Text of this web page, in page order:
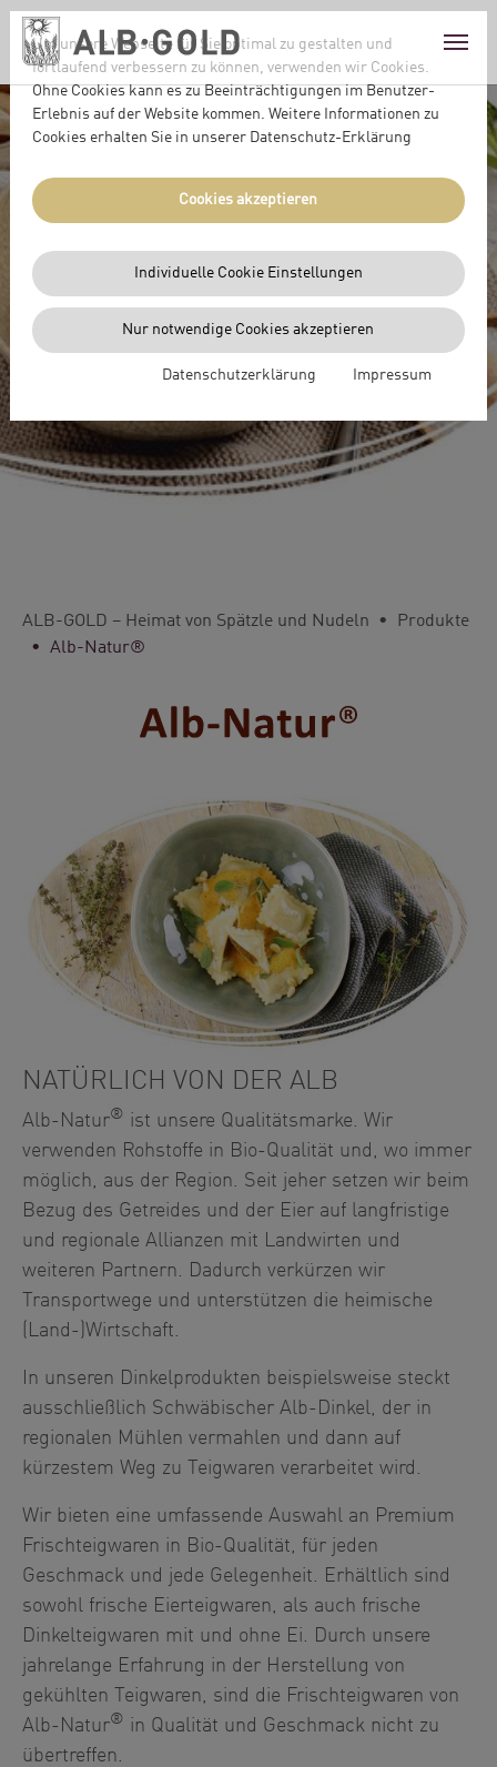
Um unsere Webseite für Sie optimal zu gestalten und
fortlaufend verbessern zu können, verwenden wir Cookies.
Ohne Cookies kann es zu Beeinträchtigungen im Benutzer-
Erlebnis auf der Website kommen. Weitere Informationen zu
Cookies erhalten Sie in unserer Datenschutz-Erklärung
Cookies akzeptieren
Individuelle Cookie Einstellungen
Nur notwendige Cookies akzeptieren
Datenschutzerklärung Impressum
Skip to main content
Skip to page footer
NATÜRLICH
GENIESSEN
ALB-GOLD – Heimat von Spätzle und Nudeln
Produkte
Alb-Natur®
NATÜRLICH VON DER ALB
Alb-Natur®
ist unsere Qualitätsmarke. Wir
verwenden Rohstoffe in Bio-Qualität und, wo immer
möglich, aus der Region. Seit jeher setzen wir beim
Bezug des Getreides und der Eier auf langfristige
und regionale Allianzen mit Landwirten und
weiteren Partnern. Dadurch verkürzen wir
Transportwege und unterstützen die heimische
(Land-)Wirtschaft.
In unseren Dinkelprodukten beispielsweise steckt
ausschließlich Schwäbischer Alb-Dinkel, der in
regionalen Mühlen vermahlen und dann auf
kürzestem Weg zu Teigwaren verarbeitet wird.
Wir bieten eine umfassende Auswahl an Premium
Frischteigwaren in Bio-Qualität, für jeden
Geschmack und jede Gelegenheit. Erhältlich sind
sowohl frische Eierteigwaren, als auch frische
Dinkelteigwaren mit und ohne Ei. Durch unsere
jahrelange Erfahrung in der Herstellung von
gekühlten Teigwaren, sind die Frischteigwaren von
Alb-Natur®
in Qualität und Geschmack nicht zu
übertreffen.